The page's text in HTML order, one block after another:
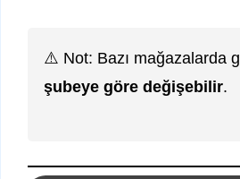
⚠️ Not: Bazı mağazalarda
şubeye göre değişebilir.